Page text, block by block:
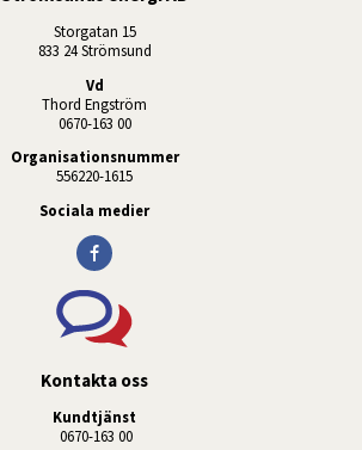
Storgatan 15
833 24 Strömsund
Vd
Thord Engström
0670-163 00
Organisationsnummer
556220-1615
Sociala medier
Kontakta oss
Kundtjänst
0670-163 00